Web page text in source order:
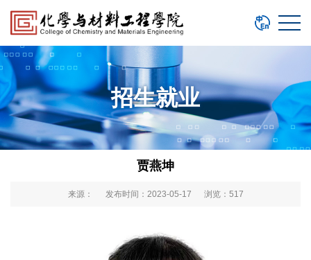
招生就业
贾燕坤
来源： 发布时间：2023-05-17 浏览： 517